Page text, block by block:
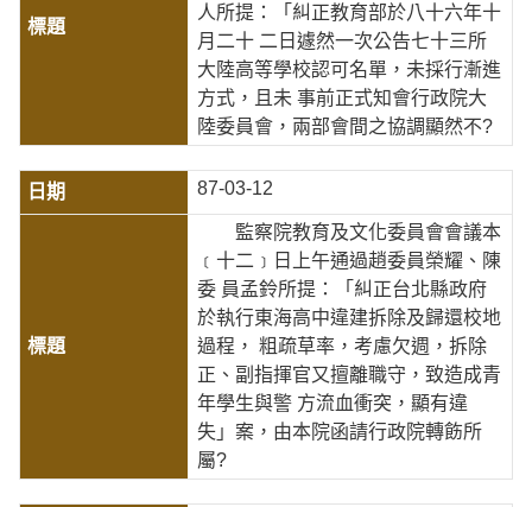
人所提：「糾正教育部於八十六年十
月二十 二日遽然一次公告七十三所
大陸高等學校認可名單，未採行漸進
方式，且未 事前正式知會行政院大
陸委員會，兩部會間之協調顯然不?
87-03-12
監察院教育及文化委員會會議本
﹝十二﹞日上午通過趙委員榮耀、陳
委 員孟鈴所提：「糾正台北縣政府
於執行東海高中違建拆除及歸還校地
過程， 粗疏草率，考慮欠週，拆除
正、副指揮官又擅離職守，致造成青
年學生與警 方流血衝突，顯有違
失」案，由本院函請行政院轉飭所
屬?